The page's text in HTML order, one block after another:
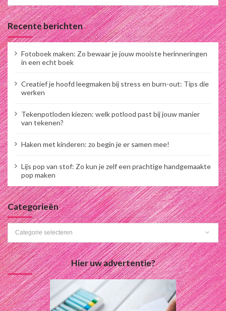
a
v
i
t
e
Recente berichten
Fotoboek maken: Zo bewaar je jouw mooiste herinneringen
in een echt boek
Creatief je hoofd leegmaken bij stress en burn-out: Tips die
werken
Tekenpotloden kiezen: welk potlood past bij jouw manier
van tekenen?
Haken met kinderen: zo begin je er samen mee!
Lijs pop van stof: Zo kun je zelf een prachtige handgemaakte
pop maken
Categorieën
Categorieën
Hier uw advertentie?